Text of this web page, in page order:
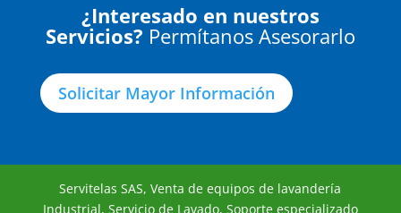
¿Interesado en nuestros
Servicios? Permítanos Asesorarlo
Solicitar Mayor Información
Servitelas SAS, Venta de equipos de lavandería
Industrial, Servicio de Lavado, Soporte especializado